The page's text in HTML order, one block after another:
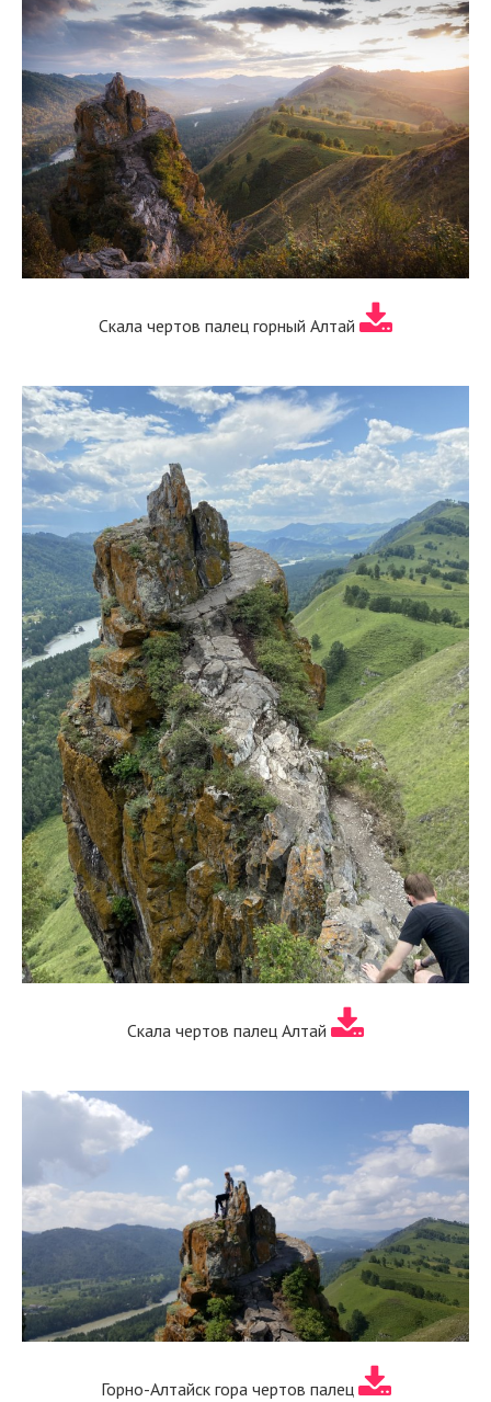
Скала чертов палец горный Алтай
Скала чертов палец Алтай
Горно-Алтайск гора чертов палец